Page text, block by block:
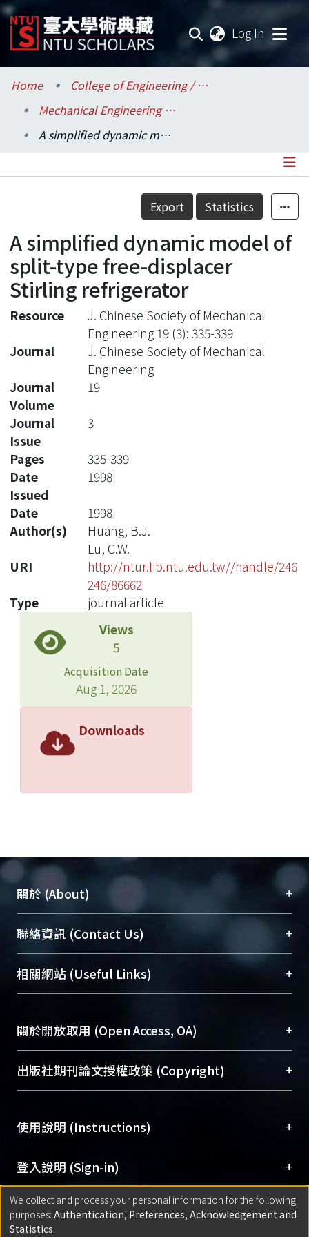
Log In
Communities & Collections
Research Outputs
Statistics
Home
College of Engineering / 工學院
Mechanical Engineering / 機械工程學系
A simplified dynamic model of split-type free-displacer Stirling refrigerator
Details
Export Statistics
A simplified dynamic model of
split-type free-displacer
Stirling refrigerator
Resource
J. Chinese Society of Mechanical
Engineering 19 (3): 335-339
Journal
J. Chinese Society of Mechanical
Engineering
Journal
Volume
19
Journal
Issue
3
Pages
335-339
Date
Issued
1998
Date
1998
Author(s)
Huang, B.J.
Lu, C.W.
URI
http://ntur.lib.ntu.edu.tw//handle/246
246/86662
Type
journal article
Views
5
Acquisition Date
Aug 1, 2026
Downloads
關於 (About) +
臺大位居世界頂尖大學之列，為永久珍藏及向國際
展現本校豐碩的研究成果及學術能量，圖書館整合
機構典藏（NTUR）與學術庫（AH）不同功能平
台，成為臺大學術典藏NTU scholars。期能整合研
成果。
To permanently archive and promote researcher
profiles and scholarly works, Library integrates the
services of “NTU Repository” with “Academic
聯絡資訊 (Contact Us) +
總館學科館員(Main Library)
醫學圖書館學科館員(Medical Library)
Sciences Library)
相關網站 (Useful Links) +
關於開放取用 (Open Access, OA) +
開放取用是從使用者角度提升資訊取用性的社會運
動，應用在學術研究上是透過將研究著作公開供使
用逐年攀升。同時可加速研究發展、提升研究影響
Archive）平台。 （點選深入了解OA）
出版社期刊論文授權政策 (Copyright) +
含部分內容的版權非匯入者所有，或由第三方贊
助與合作完成，請確認該版權所有者及第三方同
意提供此授權。
Please represent that the submission is your
original work, and that you have the right to
grant the rights to upload.
使用說明 (Instructions) +
網站簡介(Quickstart Guide)
使用手冊(Instruction Manual)
線上預約服務(Booking Service)
登入說明 (Sign-in) +
方案一：臺灣大學計算機中心帳號登入
(With C&INC Email Account)
匯入著作 (Submission) +
We collect and process your personal information for the following
purposes: Authentication, Preferences, Acknowledgement and
Statistics.